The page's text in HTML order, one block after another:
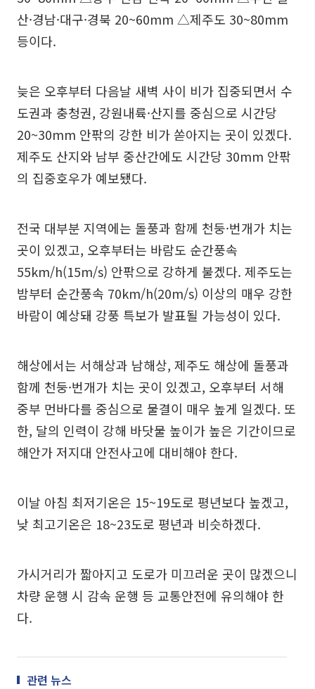
산·경남·대구·경북 20~60mm △제주도 30~80mm
등이다.
늦은 오후부터 다음날 새벽 사이 비가 집중되면서 수
도권과 충청권, 강원내륙·산지를 중심으로 시간당
20~30mm 안팎의 강한 비가 쏟아지는 곳이 있겠다.
제주도 산지와 남부 중산간에도 시간당 30mm 안팎
의 집중호우가 예보됐다.
전국 대부분 지역에는 돌풍과 함께 천둥·번개가 치는
곳이 있겠고, 오후부터는 바람도 순간풍속
55km/h(15m/s) 안팎으로 강하게 불겠다. 제주도는
밤부터 순간풍속 70km/h(20m/s) 이상의 매우 강한
바람이 예상돼 강풍 특보가 발표될 가능성이 있다.
해상에서는 서해상과 남해상, 제주도 해상에 돌풍과
함께 천둥·번개가 치는 곳이 있겠고, 오후부터 서해
중부 먼바다를 중심으로 물결이 매우 높게 일겠다. 또
한, 달의 인력이 강해 바닷물 높이가 높은 기간이므로
해안가 저지대 안전사고에 대비해야 한다.
이날 아침 최저기온은 15~19도로 평년보다 높겠고,
낮 최고기온은 18~23도로 평년과 비슷하겠다.
가시거리가 짧아지고 도로가 미끄러운 곳이 많겠으니
차량 운행 시 감속 운행 등 교통안전에 유의해야 한
다.
관련 뉴스